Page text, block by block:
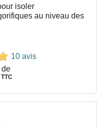
isoler
au niveau des
10 avis
de
TTC